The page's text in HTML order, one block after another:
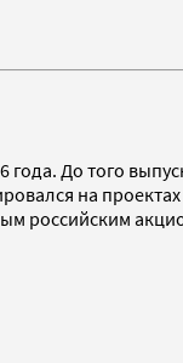
года. До того
на
российским